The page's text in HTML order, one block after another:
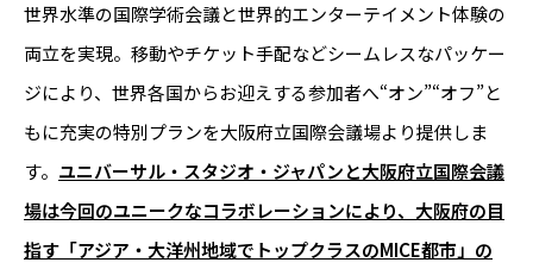
世界水準の国際学術会議と世界的エンターテイメント体験の
両立を実現。移動やチケット手配などシームレスなパッケー
ジにより、世界各国からお迎えする参加者へ“オン”“オフ”と
もに充実の特別プランを大阪府立国際会議場より提供しま
す。 ユニバーサル・スタジオ・ジャパンと大阪府立国際会議
場は今回のユニークなコラボレーションにより、大阪府の目
指す「アジア・大洋州地域でトップクラスのMICE都市」の